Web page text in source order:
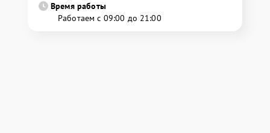
Время работы
Работаем с 09:00 до 21:00